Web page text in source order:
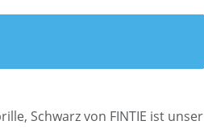
Schwarz von FINTIE ist unser